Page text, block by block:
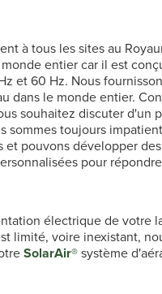
à tous les sites au
entier car il est
et 60 Hz. Nous
dans le monde entier.
souhaitez discuter d'un
sommes toujours
et pouvons développer
pour
électrique de votre
limité, voire inexistant,
SolarAir®système